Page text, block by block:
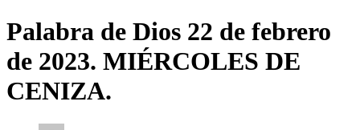
Palabra de Dios 22 de febrero
de 2023. MIÉRCOLES DE
CENIZA.